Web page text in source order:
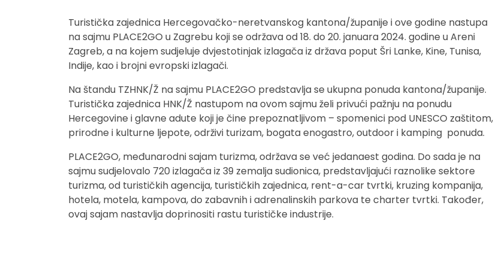
Turistička zajednica Hercegovačko-neretvanskog kantona/županije i ove godine nastupa
na sajmu PLACE2GO u Zagrebu koji se održava od 18. do 20. januara 2024. godine u Areni
Zagreb, a na kojem sudjeluje dvjestotinjak izlagača iz država poput Šri Lanke, Kine, Tunisa,
Indije, kao i brojni evropski izlagači.
Na štandu TZHNK/Ž na sajmu PLACE2GO predstavlja se ukupna ponuda kantona/županije.
Turistička zajednica HNK/Ž nastupom na ovom sajmu želi privući pažnju na ponudu
Hercegovine i glavne adute koji je čine prepoznatljivom – spomenici pod UNESCO zaštitom,
prirodne i kulturne ljepote, održivi turizam, bogata enogastro, outdoor i kamping ponuda.
PLACE2GO, međunarodni sajam turizma, održava se već jedanaest godina. Do sada je na
sajmu sudjelovalo 720 izlagača iz 39 zemalja sudionica, predstavljajući raznolike sektore
turizma, od turističkih agencija, turističkih zajednica, rent-a-car tvrtki, kruzing kompanija,
hotela, motela, kampova, do zabavnih i adrenalinskih parkova te charter tvrtki. Također,
ovaj sajam nastavlja doprinositi rastu turističke industrije.